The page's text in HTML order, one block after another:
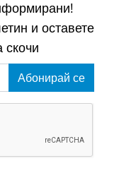
и оставете
скочи
Абонирай се